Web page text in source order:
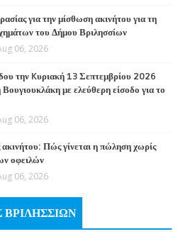
για την μίσθωση ακινήτου για τη
του Δήμου Βριλησσίων
06, 2026
την Kυριακή 13 Σεπτεμβρίου 2026
με ελεύθερη είσοδο για το
06, 2026
Πώς γίνεται η πώληση χωρίς
οφειλών
06, 2026
ΒΡΙΛΗΣΣΙΩΝ